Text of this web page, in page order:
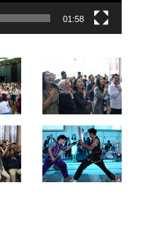
01:58